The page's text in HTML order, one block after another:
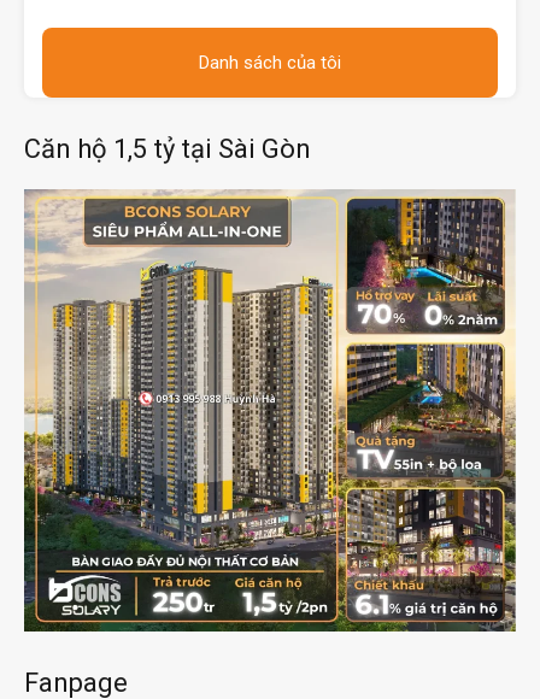
Danh sách của tôi
Căn hộ 1,5 tỷ tại Sài Gòn
Fanpage